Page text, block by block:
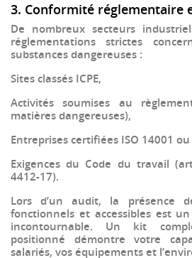
3. Conformité réglementaire
De nombreux secteurs
réglementations strictes
substances dangereuses :
Sites classés ICPE,
Activités soumises au
matières dangereuses),
Entreprises certifiées ISO 14001 ou
Exigences du Code du travail
4412-17).
Lors d’un audit, la présence
fonctionnels et accessiblesest
incontournable. Un kit
positionné démontre votre
salariés, vos équipements et